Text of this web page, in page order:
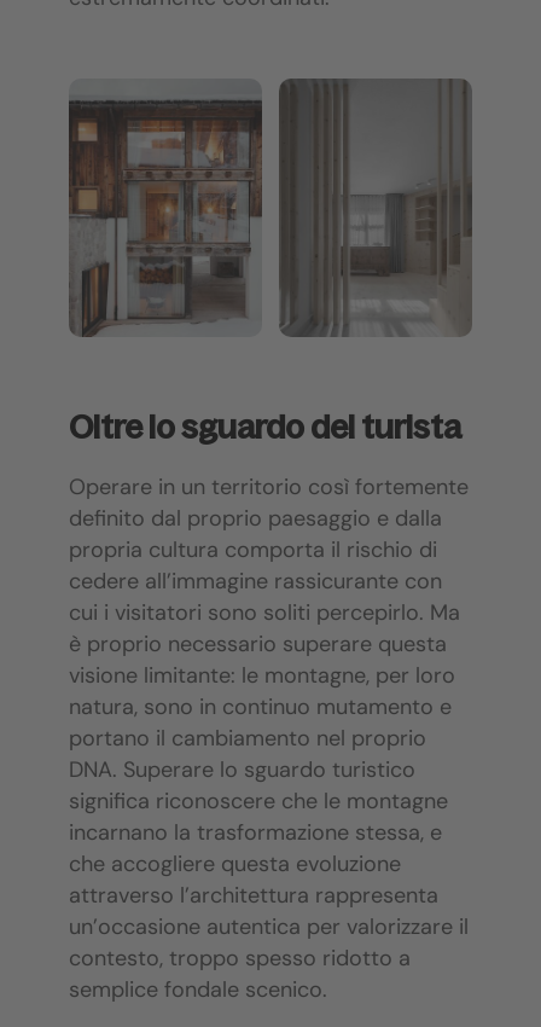
Oltre lo sguardo del turista
Operare in un territorio così fortemente
definito dal proprio paesaggio e dalla
propria cultura comporta il rischio di
cedere all’immagine rassicurante con
cui i visitatori sono soliti percepirlo. Ma
è proprio necessario superare questa
visione limitante: le montagne, per loro
natura, sono in continuo mutamento e
portano il cambiamento nel proprio
DNA. Superare lo sguardo turistico
significa riconoscere che le montagne
incarnano la trasformazione stessa, e
che accogliere questa evoluzione
attraverso l’architettura rappresenta
un’occasione autentica per valorizzare il
contesto, troppo spesso ridotto a
semplice fondale scenico.